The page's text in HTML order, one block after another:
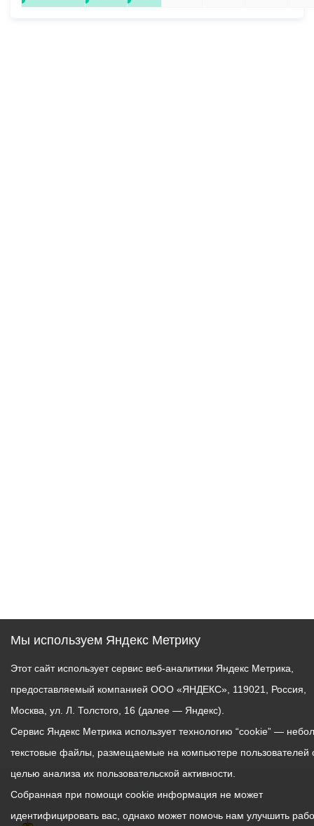
Мы используем Яндекс Метрику
Этот сайт использует сервис веб-аналитики Яндекс Метрика,
предоставляемый компанией ООО «ЯНДЕКС», 119021, Россия,
Москва, ул. Л. Толстого, 16 (далее — Яндекс).
Сервис Яндекс Метрика использует технологию “cookie” —
текстовые файлы, размещаемые на компьютере пользователей
целью анализа их пользовательской активности.
Собранная при помощи cookie информация не может
идентифицировать вас, однако может помочь нам улучшить